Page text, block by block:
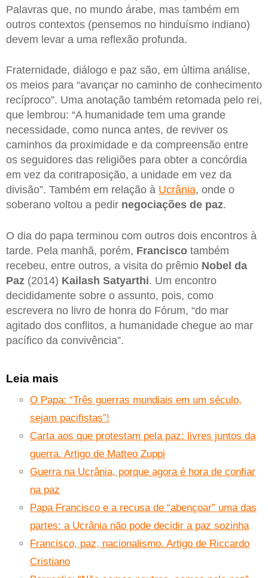
Palavras que, no mundo árabe, mas também em
outros contextos (pensemos no hinduísmo indiano)
devem levar a uma reflexão profunda.
Fraternidade, diálogo e paz são, em última análise,
os meios para “avançar no caminho de conhecimento
recíproco”. Uma anotação também retomada pelo rei,
que lembrou: “A humanidade tem uma grande
necessidade, como nunca antes, de reviver os
caminhos da proximidade e da compreensão entre
os seguidores das religiões para obter a concórdia
em vez da contraposição, a unidade em vez da
divisão”. Também em relação à Ucrânia, onde o
soberano voltou a pedir negociações de paz.
O dia do papa terminou com outros dois encontros à
tarde. Pela manhã, porém, Francisco também
recebeu, entre outros, a visita do prêmio Nobel da
Paz (2014) Kailash Satyarthi. Um encontro
decididamente sobre o assunto, pois, como
escrevera no livro de honra do Fórum, “do mar
agitado dos conflitos, a humanidade chegue ao mar
pacífico da convivência”.
Leia mais
O Papa: “Três guerras mundiais em um século,
sejam pacifistas”!
Carta aos que protestam pela paz: livres juntos da
guerra. Artigo de Matteo Zuppi
Guerra na Ucrânia, porque agora é hora de confiar
na paz
Papa Francisco e a recusa de “abençoar” uma das
partes: a Ucrânia não pode decidir a paz sozinha
Francisco, paz, nacionalismo. Artigo de Riccardo
Cristiano